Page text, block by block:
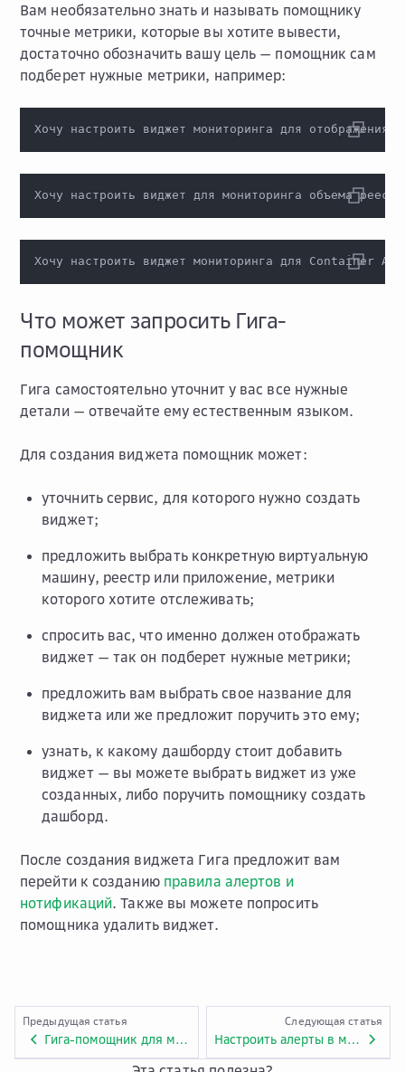
Вам необязательно знать и называть помощнику
точные метрики, которые вы хотите вывести,
достаточно обозначить вашу цель — помощник сам
подберет нужные метрики, например:
Хочу настроить виджет мониторинга для отображения
Хочу настроить виджет для мониторинга объема
Хочу настроить виджет мониторинга для Container
Что может запросить Гига-
помощник
Гига самостоятельно уточнит у вас все нужные
детали — отвечайте ему естественным языком.
Для создания виджета помощник может:
уточнить cервис, для которого нужно создать
виджет;
предложить выбрать конкретную виртуальную
машину, реестр или приложение, метрики
которого хотите отслеживать;
спросить вас, что именно должен отображать
виджет — так он подберет нужные метрики;
предложить вам выбрать свое название для
виджета или же предложит поручить это ему;
узнать, к какому дашборду стоит добавить
виджет — вы можете выбрать виджет из уже
созданных, либо поручить помощнику создать
дашборд.
После создания виджета Гига предложит вам
перейти к созданию правила алертов и
нотификаций. Также вы можете попросить
помощника удалить виджет.
Предыдущая статья
Гига-помощник для мониторинга
Следующая статья
Настроить алерты в мониторинге через Гига-помощника